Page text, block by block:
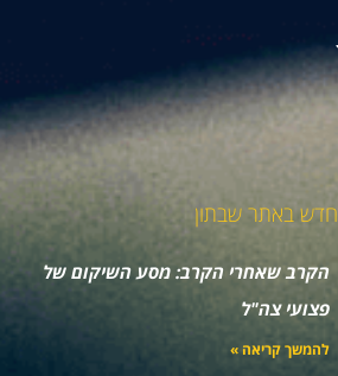
חדש באתר שבתון
הקרב שאחרי הקרב: מסע השיקום של
פצועי צה"ל
להמשך קריאה »